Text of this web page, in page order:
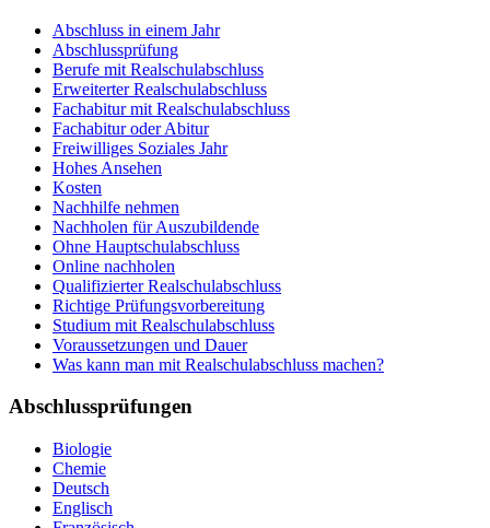
Abschluss in einem Jahr
Abschlussprüfung
Berufe mit Realschulabschluss
Erweiterter Realschulabschluss
Fachabitur mit Realschulabschluss
Fachabitur oder Abitur
Freiwilliges Soziales Jahr
Hohes Ansehen
Kosten
Nachhilfe nehmen
Nachholen für Auszubildende
Ohne Hauptschulabschluss
Online nachholen
Qualifizierter Realschulabschluss
Richtige Prüfungsvorbereitung
Studium mit Realschulabschluss
Voraussetzungen und Dauer
Was kann man mit Realschulabschluss machen?
Abschlussprüfungen
Biologie
Chemie
Deutsch
Englisch